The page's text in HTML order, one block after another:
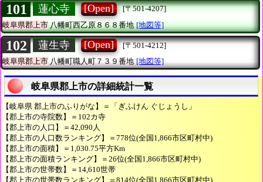
101 蓮心寺 [Open]
[〒501-4207]
岐阜県郡上市八幡町西乙原８６８番地 [地図等]
102 蓮生寺 [Open]
[〒501-4212]
岐阜県郡上市 八幡町職人町７３９番地 [地図等]
岐阜県郡上市の詳細統計一覧
【岐阜県 郡上市のふりがな】＝「ぎふけん ぐじょうし」
【郡上市の寺院数】＝102カ寺
【郡上市の人口】＝42,090人
【郡上市の人口数ランキング】＝778位(全国1,866市区町村中)
【郡上市の面積】＝1,030.75平方Km
【郡上市の面積ランキング】＝26位(全国1,866市区町村中)
【郡上市の世帯数】＝14,610世帯
【郡上市の世帯数ランキング】＝814位(全国1,866市区町村中)